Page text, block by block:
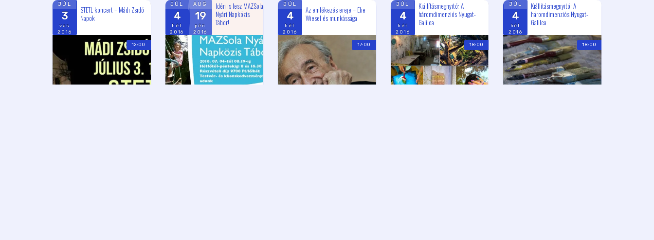
JÚL
3
vas
2016
STETL koncert – Mádi Zsidó
Napok
12:00
JÚL
4
hét
2016
AUG
19
pén
2016
Idén is lesz MAZSola
Nyári Napközis
Tábor!
JÚL
4
hét
2016
Az emlékezés ereje – Elie
Wiesel és munkássága
17:00
JÚL
4
hét
2016
Kiállításmegnyitó: A
háromdimenziós Nyugat-
Galilea
18:00
JÚL
4
hét
2016
Kiállításmegnyitó: A
háromdimenziós Nyugat-
Galilea
18:00